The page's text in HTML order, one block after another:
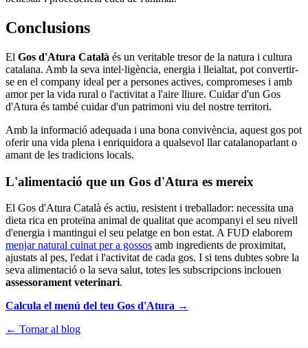
Conclusions
El Gos d'Atura Català és un veritable tresor de la natura i cultura
catalana. Amb la seva intel·ligència, energia i lleialtat, pot convertir-
se en el company ideal per a persones actives, compromeses i amb
amor per la vida rural o l'activitat a l'aire lliure. Cuidar d'un Gos
d'Atura és també cuidar d'un patrimoni viu del nostre territori.
Amb la informació adequada i una bona convivència, aquest gos pot
oferir una vida plena i enriquidora a qualsevol llar catalanoparlant o
amant de les tradicions locals.
L'alimentació que un Gos d'Atura es mereix
El Gos d'Atura Català és actiu, resistent i treballador: necessita una
dieta rica en proteïna animal de qualitat que acompanyi el seu nivell
d'energia i mantingui el seu pelatge en bon estat. A FUD elaborem
menjar natural cuinat per a gossos amb ingredients de proximitat,
ajustats al pes, l'edat i l'activitat de cada gos. I si tens dubtes sobre la
seva alimentació o la seva salut, totes les subscripcions inclouen
assessorament veterinari.
Calcula el menú del teu Gos d'Atura →
← Tornar al blog